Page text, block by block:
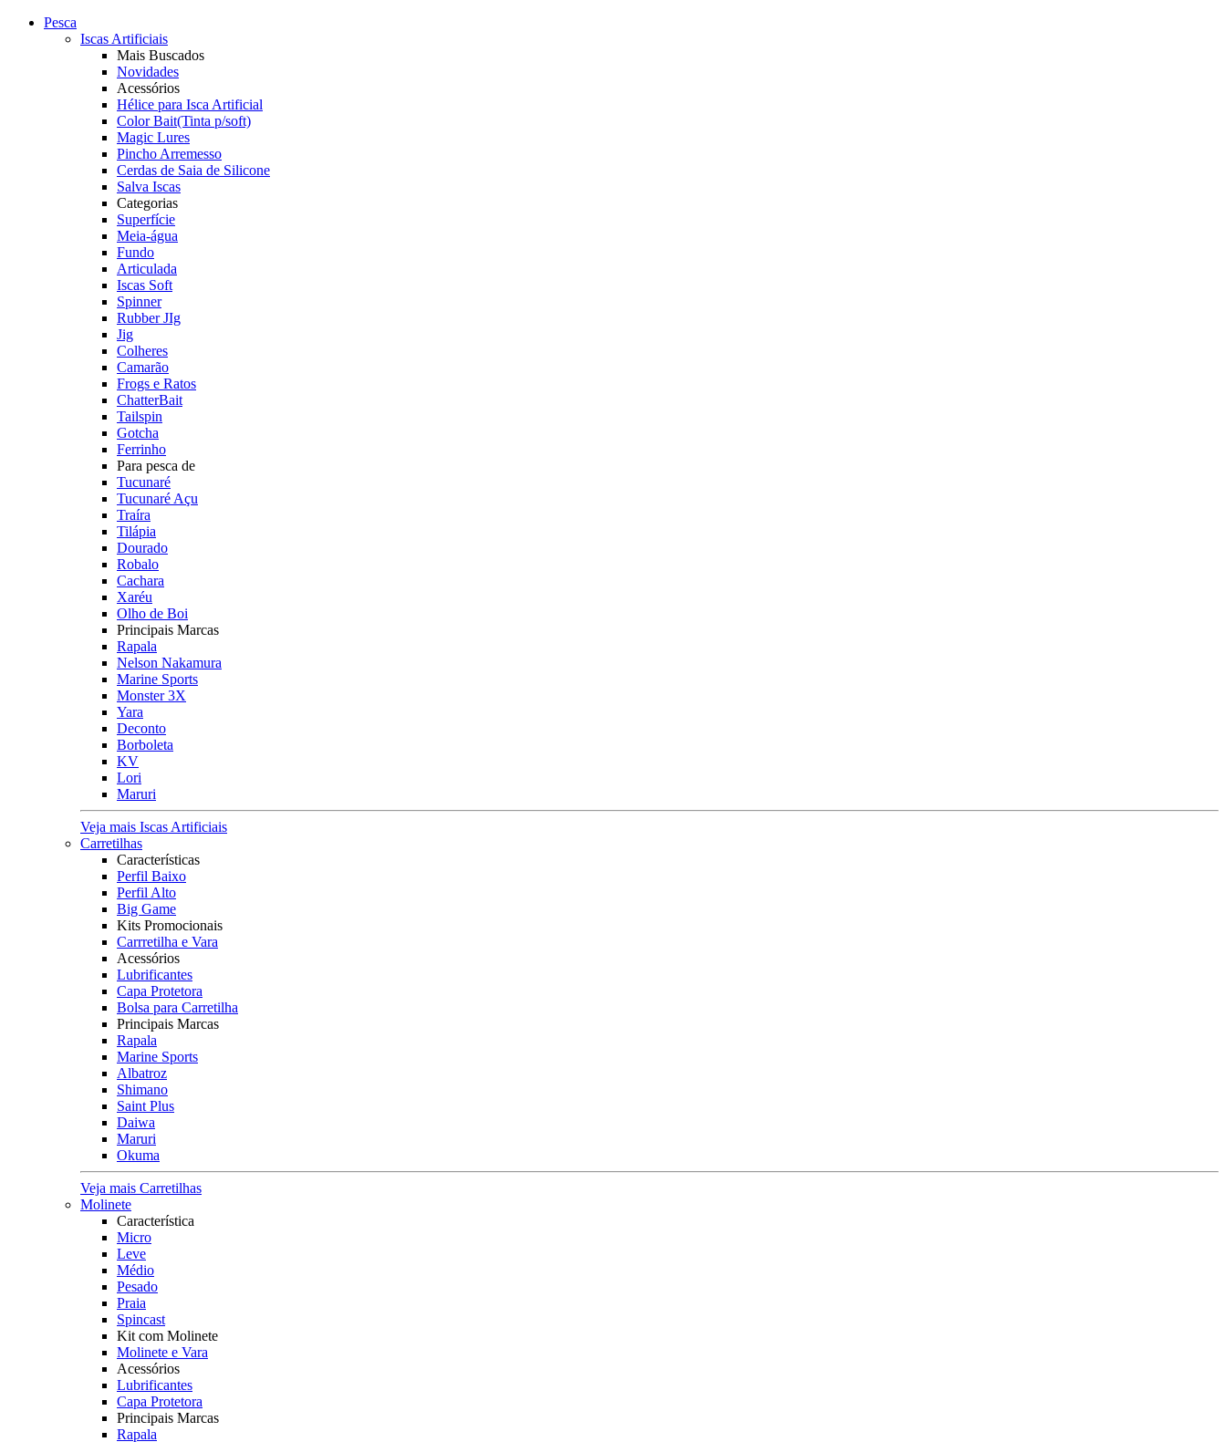
Pesca
Iscas Artificiais
Mais Buscados
Novidades
Acessórios
Hélice para Isca Artificial
Color Bait(Tinta p/soft)
Magic Lures
Pincho Arremesso
Cerdas de Saia de Silicone
Salva Iscas
Categorias
Superfície
Meia-água
Fundo
Articulada
Iscas Soft
Spinner
Rubber JIg
Jig
Colheres
Camarão
Frogs e Ratos
ChatterBait
Tailspin
Gotcha
Ferrinho
Para pesca de
Tucunaré
Tucunaré Açu
Traíra
Tilápia
Dourado
Robalo
Cachara
Xaréu
Olho de Boi
Principais Marcas
Rapala
Nelson Nakamura
Marine Sports
Monster 3X
Yara
Deconto
Borboleta
KV
Lori
Maruri
Veja mais Iscas Artificiais
Carretilhas
Características
Perfil Baixo
Perfil Alto
Big Game
Kits Promocionais
Carrretilha e Vara
Acessórios
Lubrificantes
Capa Protetora
Bolsa para Carretilha
Principais Marcas
Rapala
Marine Sports
Albatroz
Shimano
Saint Plus
Daiwa
Maruri
Okuma
Veja mais Carretilhas
Molinete
Característica
Micro
Leve
Médio
Pesado
Praia
Spincast
Kit com Molinete
Molinete e Vara
Acessórios
Lubrificantes
Capa Protetora
Principais Marcas
Rapala